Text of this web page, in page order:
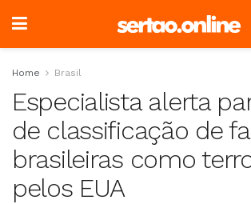
Home Brasil
Especialista alerta
de classificação de
brasileiras como
pelos EUA